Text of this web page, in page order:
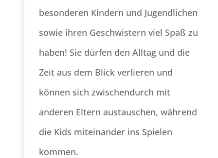
besonderen Kindern und Jugendlichen
sowie ihren Geschwistern viel Spaß zu
haben! Sie dürfen den Alltag und die
Zeit aus dem Blick verlieren und
können sich zwischendurch mit
anderen Eltern austauschen, während
die Kids miteinander ins Spielen
kommen.